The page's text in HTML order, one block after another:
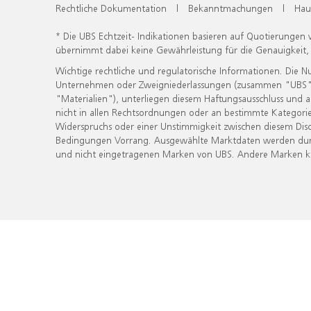
Rechtliche Dokumentation | Bekanntmachungen |
* Die UBS Echtzeit- Indikationen basieren auf
übernimmt dabei keine Gewährleistung für die
Wichtige rechtliche und regulatorische Informationen. Die
Unternehmen oder Zweigniederlassungen (zusammen
"Materialien"), unterliegen diesem Haftungsausschluss
nicht in allen Rechtsordnungen oder an bestimmte
Widerspruchs oder einer Unstimmigkeit zwischen diesem
Bedingungen Vorrang. Ausgewählte Marktdaten werden
und nicht eingetragenen Marken von UBS. Andere Marken